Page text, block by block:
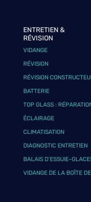
ENTRETIEN &
RÉVISION
VIDANGE
RÉVISION
RÉVISION
BATTERIE
TOP GLASS :
ÉCLAIRAGE
CLIMATISATION
DIAGNOSTIC ENTRETIEN
BALAIS D’ESSUIE-
VIDANGE DE LA BOÎTE